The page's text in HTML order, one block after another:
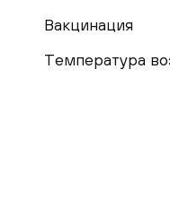
Вакцинация
Температура